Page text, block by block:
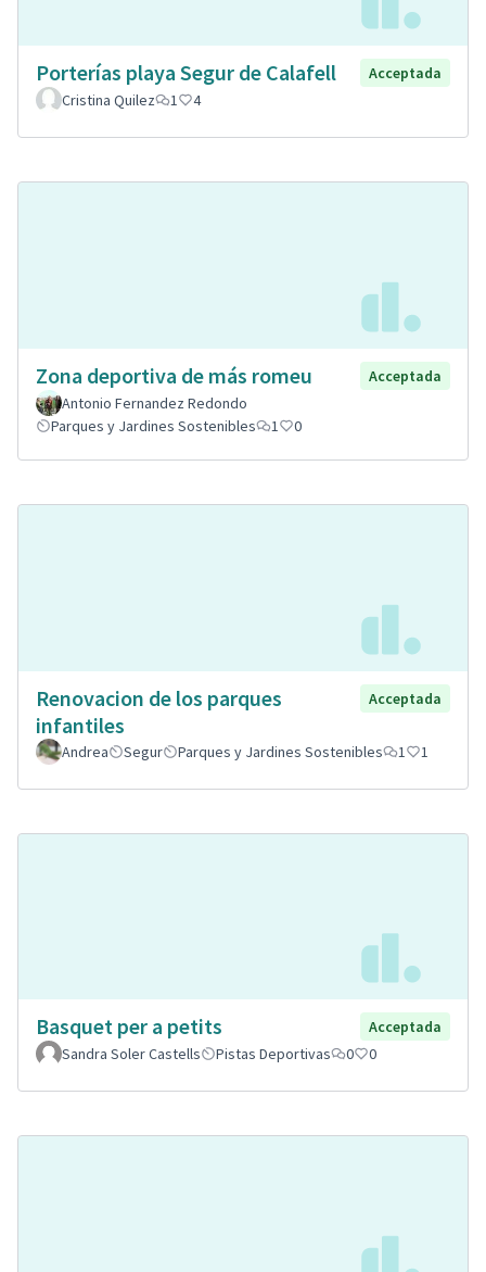
Porterías playa Segur de Calafell
Acceptada
Cristina Quilez
1 4
Zona deportiva de más romeu
Acceptada
Antonio Fernandez Redondo
Parques y Jardines Sostenibles
1 0
Renovacion de los parques
infantiles
Acceptada
Andrea Segur Parques y Jardines Sostenibles 1 1
Basquet per a petits
Acceptada
Sandra Soler Castells
Pistas Deportivas 0 0